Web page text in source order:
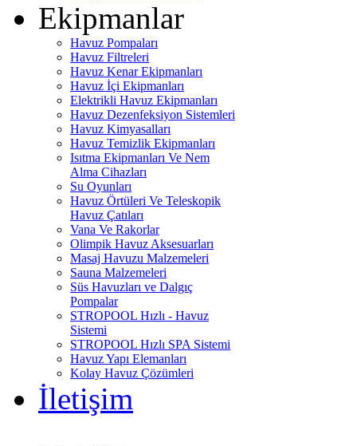
Ekipmanlar
Havuz Pompaları
Havuz Filtreleri
Havuz Kenar Ekipmanları
Havuz İçi Ekipmanları
Elektrikli Havuz Ekipmanları
Havuz Dezenfeksiyon Sistemleri
Havuz Kimyasalları
Havuz Temizlik Ekipmanları
Isıtma Ekipmanları Ve Nem
Alma Cihazları
Su Oyunları
Havuz Örtüleri Ve Teleskopik
Havuz Çatıları
Vana Ve Rakorlar
Olimpik Havuz Aksesuarları
Masaj Havuzu Malzemeleri
Sauna Malzemeleri
Süs Havuzları ve Dalgıç
Pompalar
STROPOOL Hızlı - Havuz
Sistemi
STROPOOL Hızlı SPA Sistemi
Havuz Yapı Elemanları
Kolay Havuz Çözümleri
İletişim